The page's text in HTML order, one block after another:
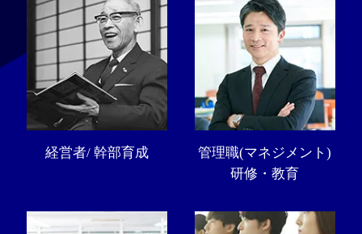
経営者/ 幹部育成
管理職(マネジメント)
研修・教育